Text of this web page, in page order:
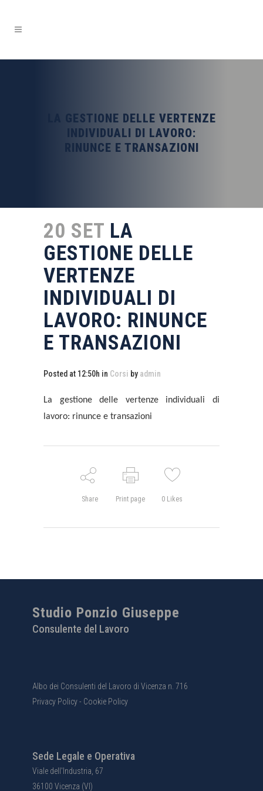
LA GESTIONE DELLE VERTENZE
INDIVIDUALI DI LAVORO:
RINUNCE E TRANSAZIONI
20 SET LA
GESTIONE DELLE
VERTENZE
INDIVIDUALI DI
LAVORO: RINUNCE
E TRANSAZIONI
Posted at 12:50h in Corsi by admin
La gestione delle vertenze individuali di
lavoro: rinunce e transazioni
Share Print page 0 Likes
Studio Ponzio Giuseppe
Consulente del Lavoro
Albo dei Consulenti del Lavoro di Vicenza n. 716
Privacy Policy- Cookie Policy
Sede Legale e Operativa
Viale dell'Industria, 67
36100 Vicenza (VI)